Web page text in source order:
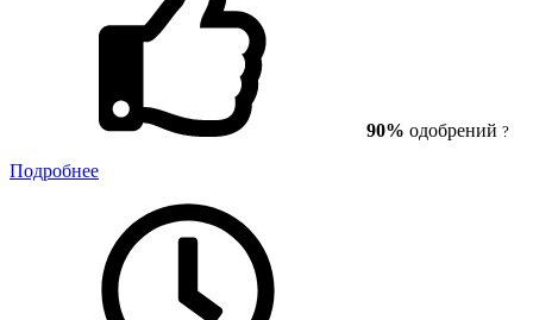
90% одобрений ?
Подробнее